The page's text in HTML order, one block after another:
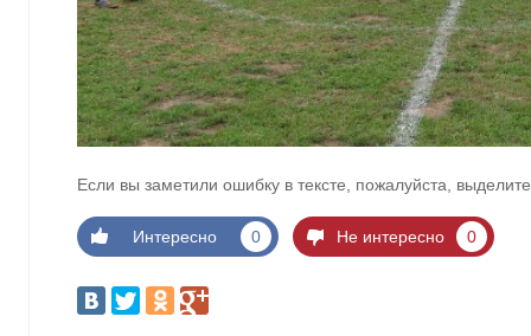
Если вы заметили ошибку в тексте, пожалуйста,
Интересно 0 Не интересно 0